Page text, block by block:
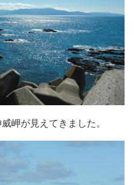
岬が見えてきました。